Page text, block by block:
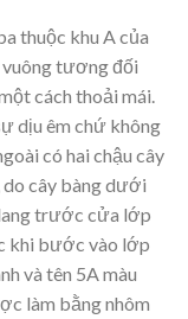
thuộc khu A của
tương đối
cách thoải mái.
dịu êm chứ không
có hai chậu cây
do cây bàng dưới
trước cửa lớp
khi bước vào lớp
và tên 5A màu
làm bằng nhôm